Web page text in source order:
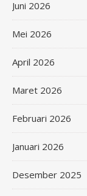
Juni 2026
Mei 2026
April 2026
Maret 2026
Februari 2026
Januari 2026
Desember 2025